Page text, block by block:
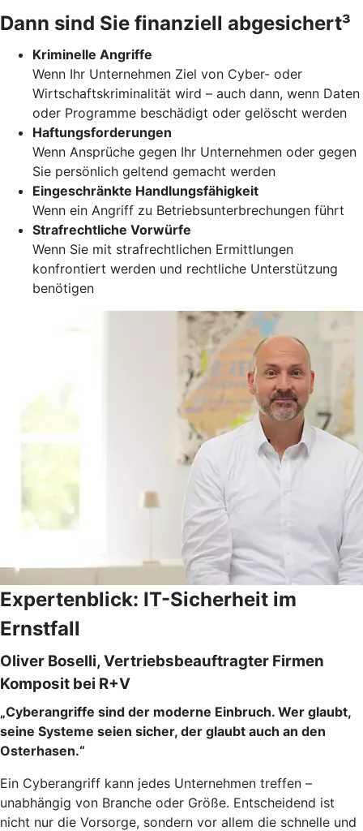
Dann sind Sie finanziell abgesichert³
Kriminelle Angriffe
Wenn Ihr Unternehmen Ziel von Cyber- oder
Wirtschaftskriminalität wird – auch dann, wenn Daten
oder Programme beschädigt oder gelöscht werden
Haftungsforderungen
Wenn Ansprüche gegen Ihr Unternehmen oder gegen
Sie persönlich geltend gemacht werden
Eingeschränkte Handlungsfähigkeit
Wenn ein Angriff zu Betriebsunterbrechungen führt
Strafrechtliche Vorwürfe
Wenn Sie mit strafrechtlichen Ermittlungen
konfrontiert werden und rechtliche Unterstützung
benötigen
Expertenblick: IT-Sicherheit im
Ernstfall
Oliver Boselli, Vertriebsbeauftragter Firmen
Komposit bei R+V
„Cyberangriffe sind der moderne Einbruch. Wer glaubt,
seine Systeme seien sicher, der glaubt auch an den
Osterhasen.“
Ein Cyberangriff kann jedes Unternehmen treffen –
unabhängig von Branche oder Größe. Entscheidend ist
nicht nur die Vorsorge, sondern vor allem die schnelle und